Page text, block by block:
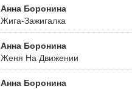
Анна Боронина
Жига-Зажигалка
Анна Боронина
Женя На Движении
Анна Боронина